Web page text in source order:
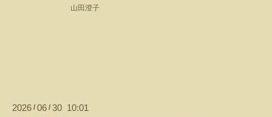
山田澄子
2026 / 06 / 30 10:01